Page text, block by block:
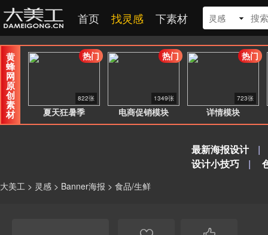
首页 找灵感 下素材 灵感
黄
蜂
网
原
创
素
材 夏天狂暑季
822张
热门
电商促销模块
1349张
热门
详情模块
723张
热门
最新海报设计
|
设计小技巧
|
大美工 > 灵感 > Banner海报 > 食品/生鲜